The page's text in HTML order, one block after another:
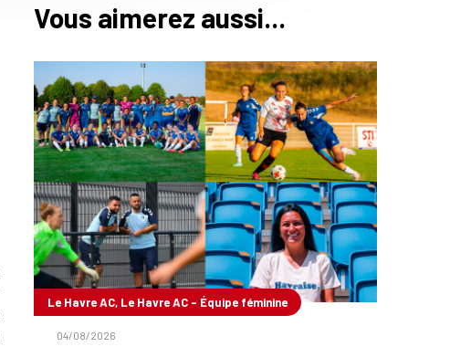
Vous aimerez aussi...
Le Havre AC, Le Havre AC - Équipe féminine
04/08/2026